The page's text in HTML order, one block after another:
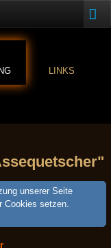
LINKS
unserer Seite
Cookies setzen.